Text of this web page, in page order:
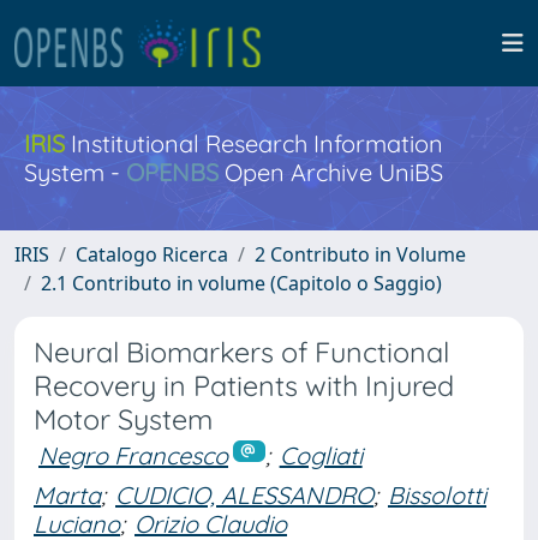
IRISInstitutional Research Information
System - OPENBS Open Archive UniBS
IRIS Catalogo Ricerca
2 Contributo in Volume
2.1 Contributo in volume (Capitolo o Saggio)
Neural Biomarkers of Functional
Recovery in Patients with Injured
Motor System
Negro Francesco ; Cogliati
Marta; CUDICIO, ALESSANDRO; Bissolotti
Luciano; Orizio Claudio